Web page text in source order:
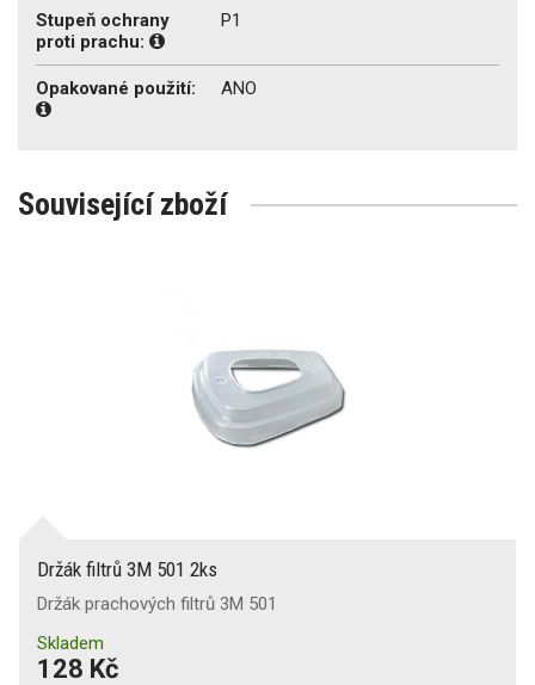
Stupeň ochrany
proti prachu:
P1
Opakované použití: ANO
Související zboží
Držák filtrů 3M 501 2ks
Držák prachových filtrů 3M 501
Skladem
128 Kč